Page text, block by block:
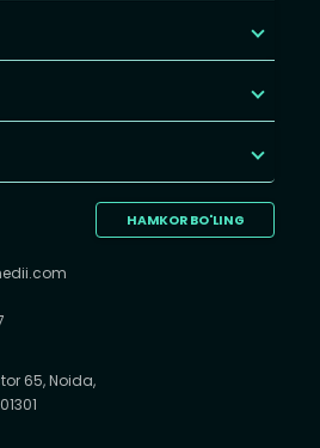
HAMKOR BO'LING
65, Noida,